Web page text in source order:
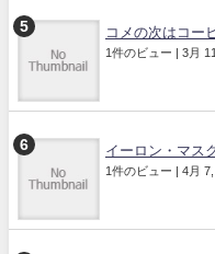
コメの次はコー
1件のビュー | 3月
イーロン・マス
1件のビュー | 4月